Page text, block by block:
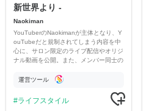
新世界より -
Naokiman
YouTuberのNaokimanが主体となり、Y
ouTubeだと規制されてしまう内容を中
心に、サロン限定のライブ配信やオリジ
ナル動画を公開。また、メンバー同士の
ただいています。
運営ツール
ライフスタイル